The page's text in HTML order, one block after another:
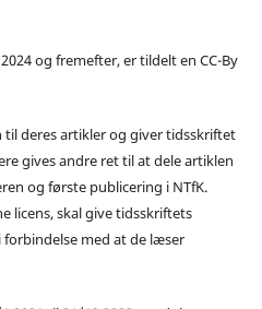
og fremefter, er tildelt en CC-By
deres artikler og giver tidsskriftet
gives andre ret til at dele artiklen
og første publicering i NTfK.
licens, skal give tidsskriftets
med at de læser